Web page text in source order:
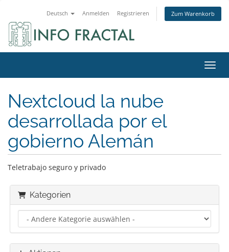
Deutsch Anmelden Registrieren Zum Warenkorb
Nextcloud la nube
desarrollada por el
gobierno Alemán
Teletrabajo seguro y privado
Kategorien